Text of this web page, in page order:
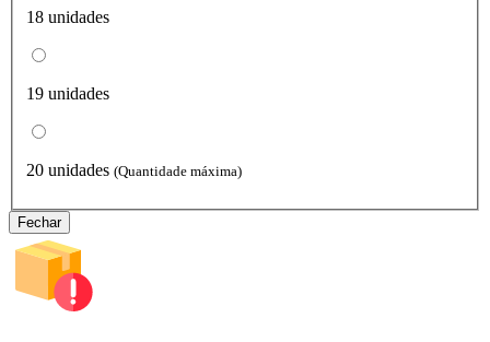
18 unidades
19 unidades
20 unidades (Quantidade máxima)
Fechar